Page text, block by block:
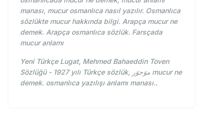
manası, mucur osmanlıca nasıl yazılır. Osmanlıca
sözlükte mucur hakkında bilgi. Arapça mucur ne
demek. Arapça osmanlıca sözlük. Farsçada
mucur anlamı
Yeni Türkçe Lugat, Mehmed Bahaeddin Toven
Sözlüğü - 1927 yılı Türkçe sözlük, موٓجوٓر mucur ne
demek. osmanlıca yazılışı anlamı manası..